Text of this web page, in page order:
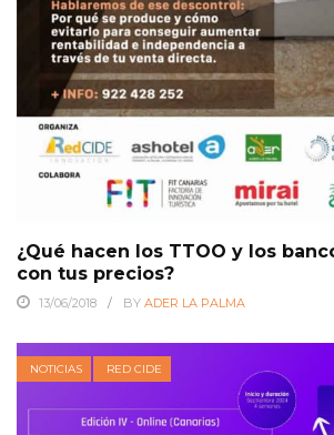
¿Qué hacen los TTOO y los
con tus precios?
13/06/2018 BY ADER LA PALMA
NOTICIAS RED CIDE